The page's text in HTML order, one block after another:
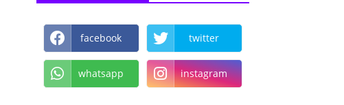
facebook twitter
whatsapp instagram